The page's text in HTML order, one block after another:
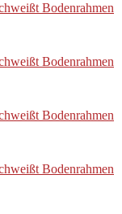
Bodenrahmen
Bodenrahmen
Bodenrahmen
Bodenrahmen